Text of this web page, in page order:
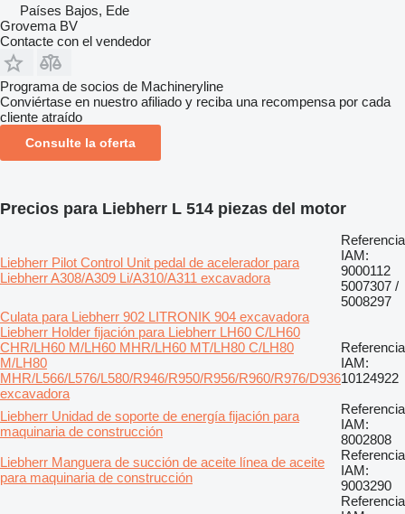
Países Bajos, Ede
Grovema BV
Contacte con el vendedor
Programa de socios de Machineryline
Conviértase en nuestro afiliado y reciba una recompensa por cada
cliente atraído
Consulte la oferta
Precios para Liebherr L 514 piezas del motor
Liebherr Pilot Control Unit pedal de acelerador para
Liebherr A308/A309 Li/A310/A311 excavadora
Referencia
IAM:
9000112
5007307 /
5008297
Culata para Liebherr 902 LITRONIK 904 excavadora
Liebherr Holder fijación para Liebherr LH60 C/LH60
CHR/LH60 M/LH60 MHR/LH60 MT/LH80 C/LH80
M/LH80
MHR/L566/L576/L580/R946/R950/R956/R960/R976/D936
excavadora
Referencia
IAM:
10124922
Liebherr Unidad de soporte de energía fijación para
maquinaria de construcción
Referencia
IAM:
8002808
Liebherr Manguera de succión de aceite línea de aceite
para maquinaria de construcción
Referencia
IAM:
9003290
Referencia